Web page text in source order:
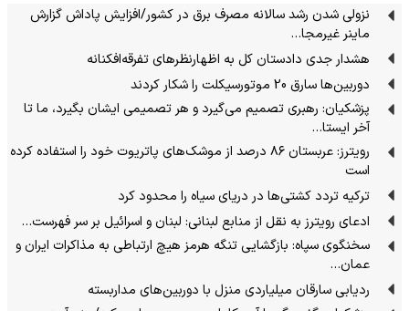
نزولی شدن رشد سالانه مصرف برق در کشور/افزایش پاداش گزارش
ماینر غیرمجا…
هشدار جدی دادستان کل به اظهارنظرهای تفرقه‌افکنانه
دوربین‌ها سارق 20 موتورسیکلت را شکار کردند
پزشکیان: رهبری تصمیم می‌گیرد و هر تصمیمی ایشان بگیرد، ما تا
آخر ایستا…
رویترز: عربستان ۸۶ درصد از موشک‌های پاتریوت خود را استفاده کرده
است
ترکیه تردد کشتی‌ها در دریای سیاه را محدود کرد
ادعای رویترز به نقل از منابع لبنانی: لبنان و اسرائیل بر سر فهرست…
سخنگوی سپاه: بازگشایی تنگه هرمز هیچ ارتباطی به مذاکرات ایران و
عمان…
ردیابی سارقان میلیاردی منزل با دوربین‌های مداربسته